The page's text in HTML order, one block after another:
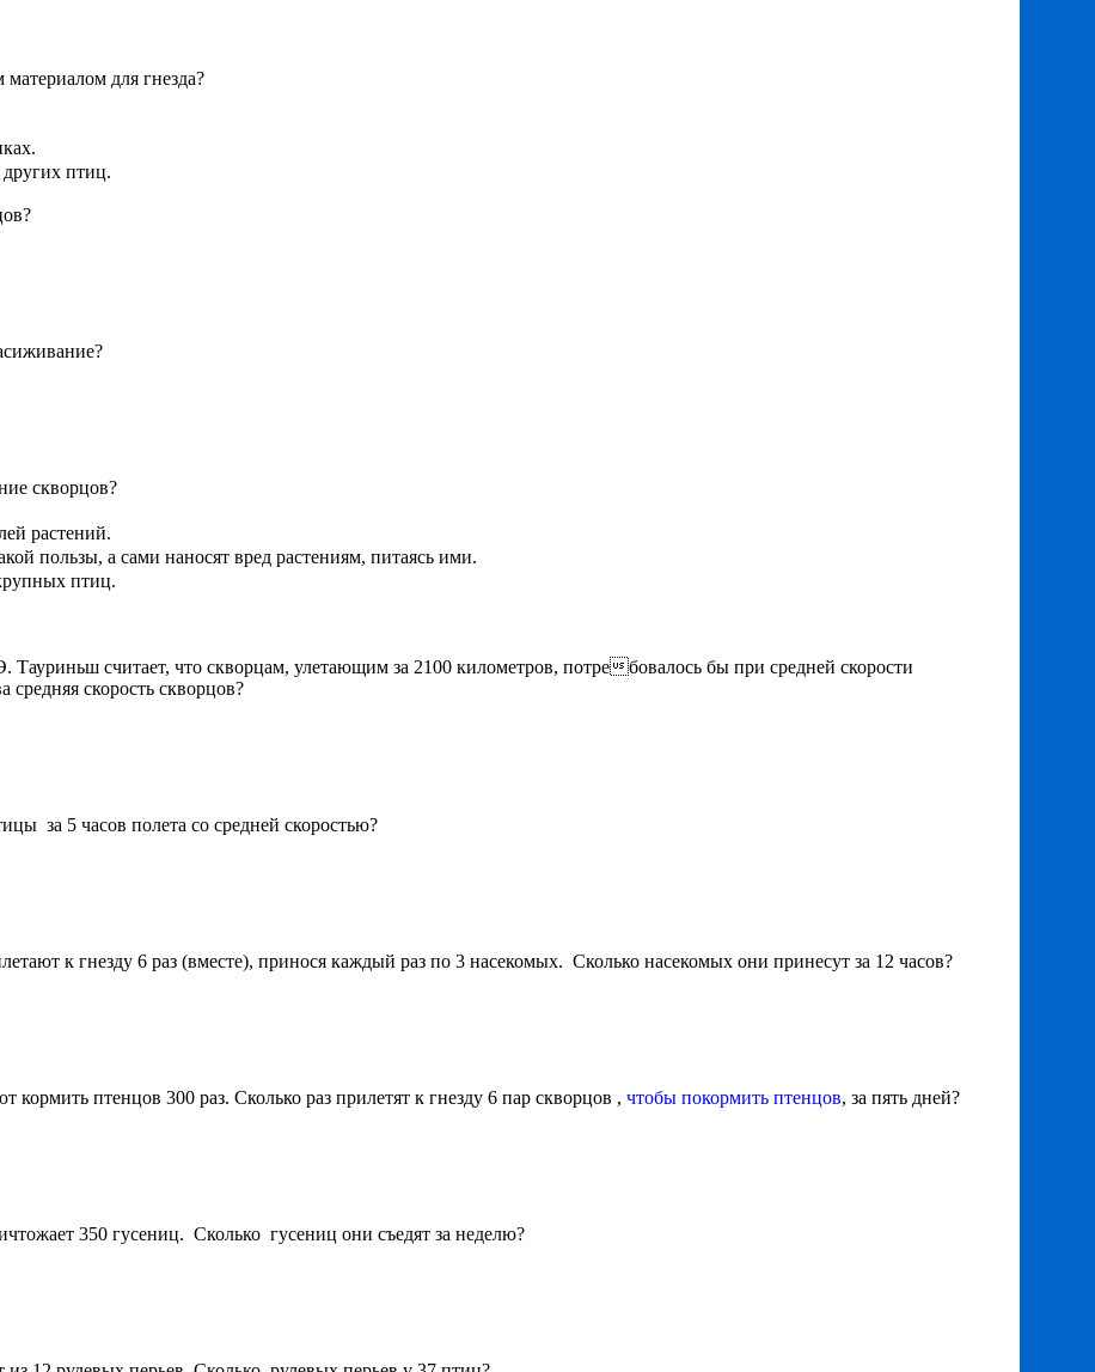
материалом для гнезда?
птиц.
скворцов?
растений.
пользы, а сами наносят вред растениям, питаясь ими.
птиц.
Тауриньш считает, что скворцам, улетающим за 2100 километров, потребовалось бы при средней скорости
средняя скорость скворцов?
за 5 часов полета со средней скоростью?
к гнезду 6 раз (вместе), принося каждый раз по 3 насекомых. Сколько насекомых они принесут за 12 часов?
кормить птенцов 300 раз. Сколько раз прилетят к гнезду 6 пар скворцов , чтобы покормить птенцов, за пять дней?
350 гусениц. Сколько гусениц они съедят за неделю?